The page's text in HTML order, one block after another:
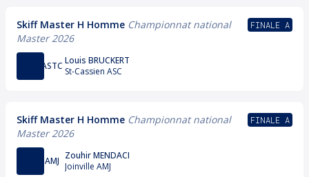
Skiff Master H Homme Championnat national
Master 2026
FINALE A
ASTC St-Cassien ASC
Louis BRUCKERT
Skiff Master H Homme Championnat national
Master 2026
FINALE A
AMJ Joinville AMJ
Zouhir MENDACI